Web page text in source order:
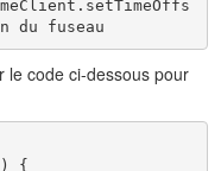
fuseau
le code ci-dessous pour